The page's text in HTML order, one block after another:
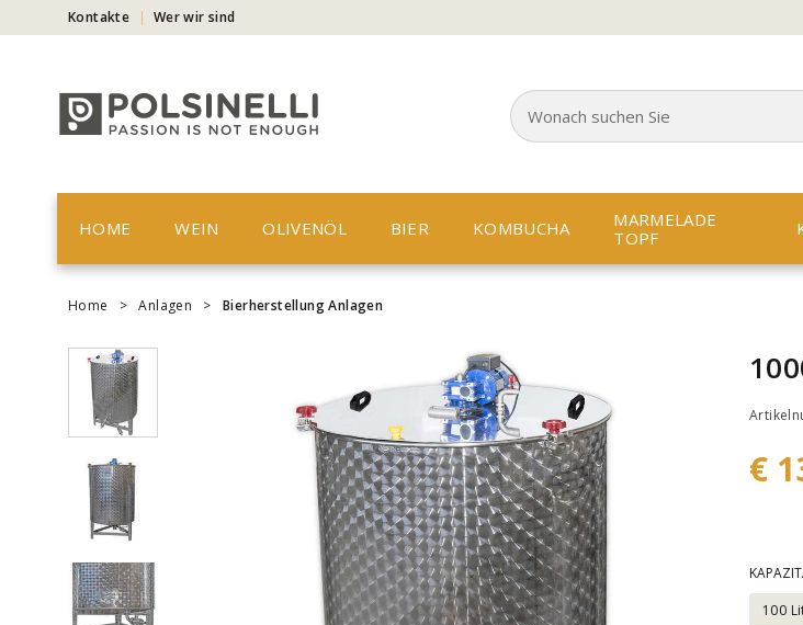
Kontakte Wer wir sind
HOME WEIN OLIVENÖL BIER KOMBUCHA
MARMELADE
TOPF
Home > Anlagen > Bierherstellung Anlagen
€
100